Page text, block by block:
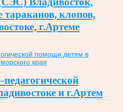
клопов,
г.Артеме
и г.Артем